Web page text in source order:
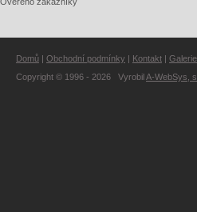
Domů | Obchodní podmínky | Kontakt | Galerie
Copyright © 1996 - 2026 VyrobilA-WebSys,